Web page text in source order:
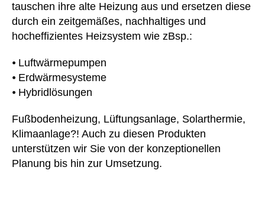
tauschen ihre alte Heizung aus und ersetzen diese
durch ein zeitgemäßes, nachhaltiges und
hocheffizientes Heizsystem wie zBsp.:
⦁ Luftwärmepumpen
⦁ Erdwärmesysteme
⦁ Hybridlösungen
Fußbodenheizung, Lüftungsanlage, Solarthermie,
Klimaanlage?! Auch zu diesen Produkten
unterstützen wir Sie von der konzeptionellen
Planung bis hin zur Umsetzung.